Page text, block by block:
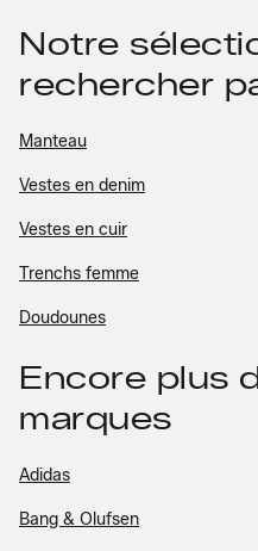
Notre
rechercher
Manteau
Vestes en denim
Vestes en cuir
Trenchs femme
Doudounes
Encore plus
marques
Adidas
Bang & Olufsen